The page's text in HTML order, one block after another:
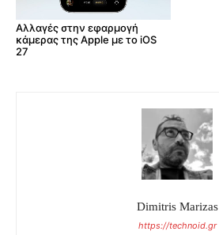
Αλλαγές στην εφαρμογή
κάμερας της Apple με το iOS
27
Dimitris Marizas
https://technoid.gr